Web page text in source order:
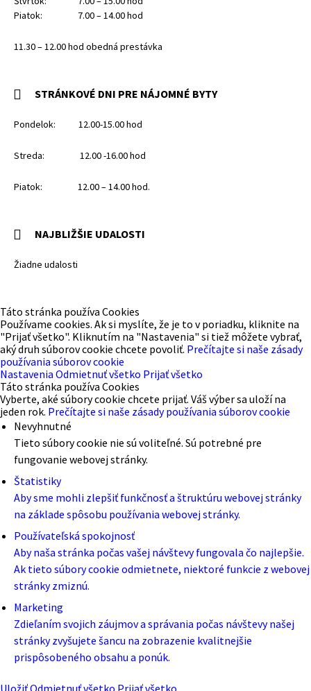
Piatok: 7.00 – 14.00 hod
11.30 – 12.00 hod obedná prestávka
STRÁNKOVÉ DNI PRE NÁJOMNÉ BYTY
Pondelok: 12.00-15.00 hod
Streda: 12.00 -16.00 hod
Piatok: 12.00 – 14.00 hod.
NAJBLIŽŠIE UDALOSTI
Žiadne udalosti
Táto stránka používa Cookies
Používame cookies. Ak si myslíte, že je to v poriadku, kliknite na
"Prijať všetko". Kliknutím na "Nastavenia" si tiež môžete vybrať,
aký druh súborov cookie chcete povoliť. Prečítajte si naše zásady
používania súborov cookie
Nastavenia Odmietnuť všetko Prijať všetko
Táto stránka používa Cookies
Vyberte, aké súbory cookie chcete prijať. Váš výber sa uloží na
jeden rok. Prečítajte si naše zásady používania súborov cookie
Nevyhnutné
Tieto súbory cookie nie sú voliteľné. Sú potrebné pre
fungovanie webovej stránky.
Štatistiky
Aby sme mohli zlepšiť funkčnosť a štruktúru webovej stránky
na základe spôsobu používania webovej stránky.
Používateľská spokojnosť
Aby naša stránka počas vašej návštevy fungovala čo najlepšie.
Ak tieto súbory cookie odmietnete, niektoré funkcie z webovej
stránky zmiznú.
Marketing
Zdieľaním svojich záujmov a správania počas návštevy našej
stránky zvyšujete šancu na zobrazenie kvalitnejšie
prispôsobeného obsahu a ponúk.
UložiťOdmietnuť všetko Prijať všetko